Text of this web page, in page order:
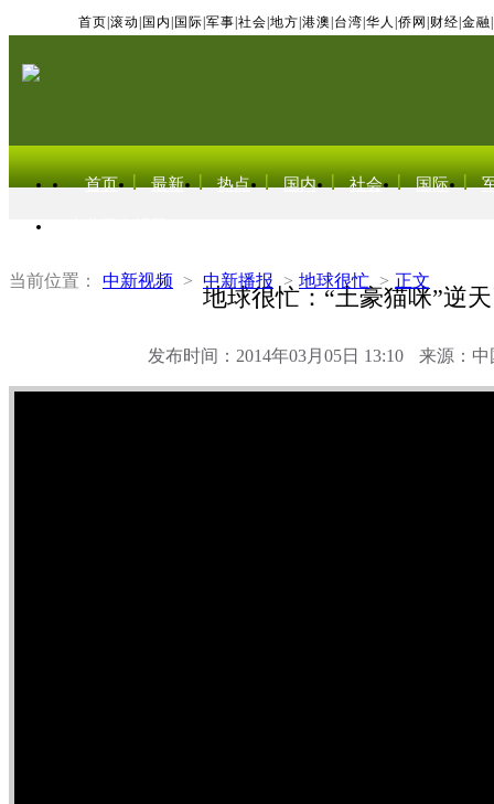
首页 滚动 国内 国际 军事 社会 地方 港澳 台湾 华人 侨网 财经 金融
首页 最新 热点 国内 社会 国际
当前位置： 中新视频 > 中新播报 > 地球很忙 > 正文
地球很忙：“土豪猫咪”逆
发布时间：2014年03月05日 13:10 来源：中